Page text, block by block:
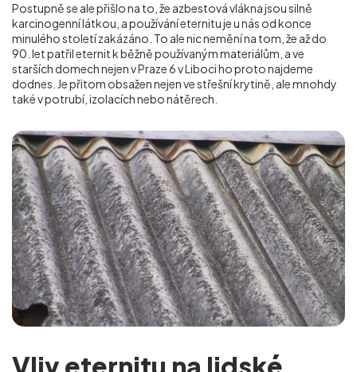
Postupně se ale přišlo na to, že azbestová vlákna jsou silně
karcinogenní látkou, a používání eternitu je u nás od konce
minulého století zakázáno. To ale nic nemění na tom, že až do
90. let patřil eternit k běžně používaným materiálům, a ve
starších domech nejen v Praze 6 v Liboci ho proto najdeme
dodnes. Je přitom obsažen nejen ve střešní krytině, ale mnohdy
také v potrubí, izolacích nebo nátěrech.
Vliv eternitu na lidské